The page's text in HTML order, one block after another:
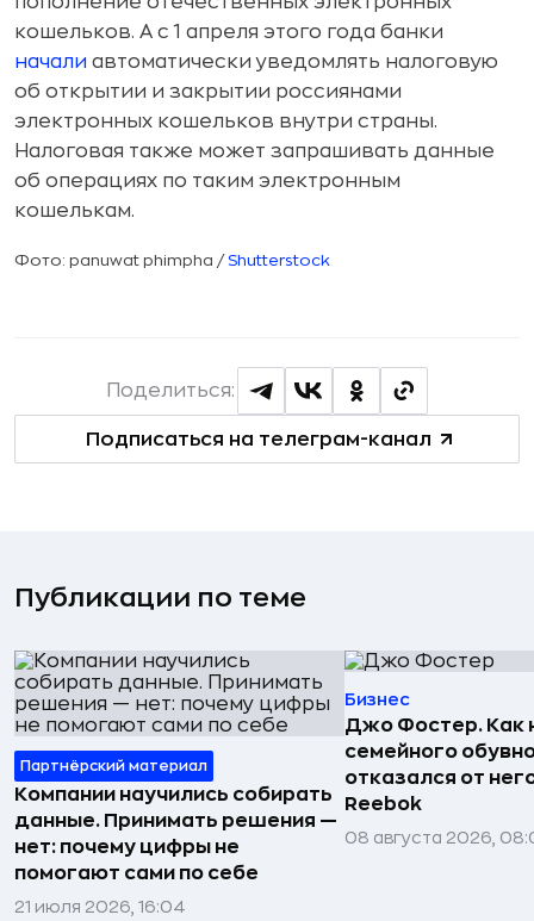
кошельков. А с 1 апреля этого года банки
начали автоматически уведомлять налоговую
об открытии и закрытии россиянами
электронных кошельков внутри страны.
Налоговая также может запрашивать данные
об операциях по таким электронным
кошелькам.
Фото: panuwat phimpha / Shutterstock
Подписаться на телеграм-канал
Поделиться:
Публикации по теме
Партнёрский материал
Компании научились собирать
данные. Принимать решения —
нет: почему цифры не
помогают сами по себе
21 июля 2026, 16:04
Бизнес
Джо Фостер. Как
семейного
отказался от
Reebok
08 августа 2026,